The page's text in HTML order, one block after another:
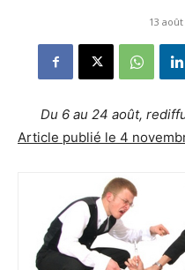
13 août
Du 6 au 24 août,
Article publié le 4